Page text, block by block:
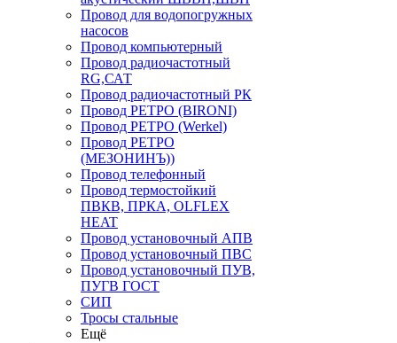
Провод для водопогружных
насосов
Провод компьютерный
Провод радиочастотный
RG,САТ
Провод радиочастотный РК
Провод РЕТРО (BIRONI)
Провод РЕТРО (Werkel)
Провод РЕТРО
(МЕЗОНИНЪ))
Провод телефонный
Провод термостойкий
ПВКВ, ПРКА, OLFLEX
HEAT
Провод установочный АПВ
Провод установочный ПВС
Провод установочный ПУВ,
ПУГВ ГОСТ
СИП
Тросы стальные
Ещё